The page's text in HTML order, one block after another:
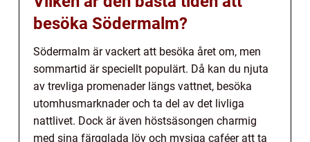
besöka Södermalm?
Södermalm är vackert att besöka året om, men
sommartid är speciellt populärt. Då kan du njuta
av trevliga promenader längs vattnet, besöka
utomhusmarknader och ta del av det livliga
nattlivet. Dock är även höstsäsongen charmig
med sina färgglada löv och mysiga caféer att ta